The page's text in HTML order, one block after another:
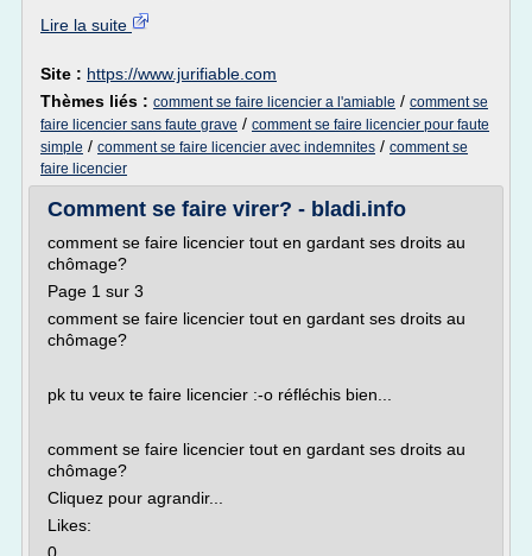
Lire la suite
Site : https://www.jurifiable.com
Thèmes liés : comment se faire licencier a l'amiable / comment se
faire licencier sans faute grave / comment se faire licencier pour faute
simple / comment se faire licencier avec indemnites / comment se
faire licencier
Comment se faire virer? - bladi.info
comment se faire licencier tout en gardant ses droits au
chômage?
Page 1 sur 3
comment se faire licencier tout en gardant ses droits au
chômage?
pk tu veux te faire licencier :-o réfléchis bien...
comment se faire licencier tout en gardant ses droits au
chômage?
Cliquez pour agrandir...
Likes: